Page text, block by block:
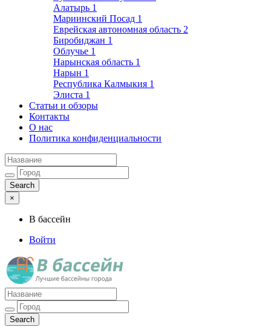
Алатырь 1
Мариинский Посад 1
Еврейская автономная область 2
Биробиджан 1
Облучье 1
Нарынская область 1
Нарын 1
Республика Калмыкия 1
Элиста 1
Статьи и обзоры
Контакты
О нас
Политика конфиденциальности
×
В бассейн
Войти
Лучшие бассейны города